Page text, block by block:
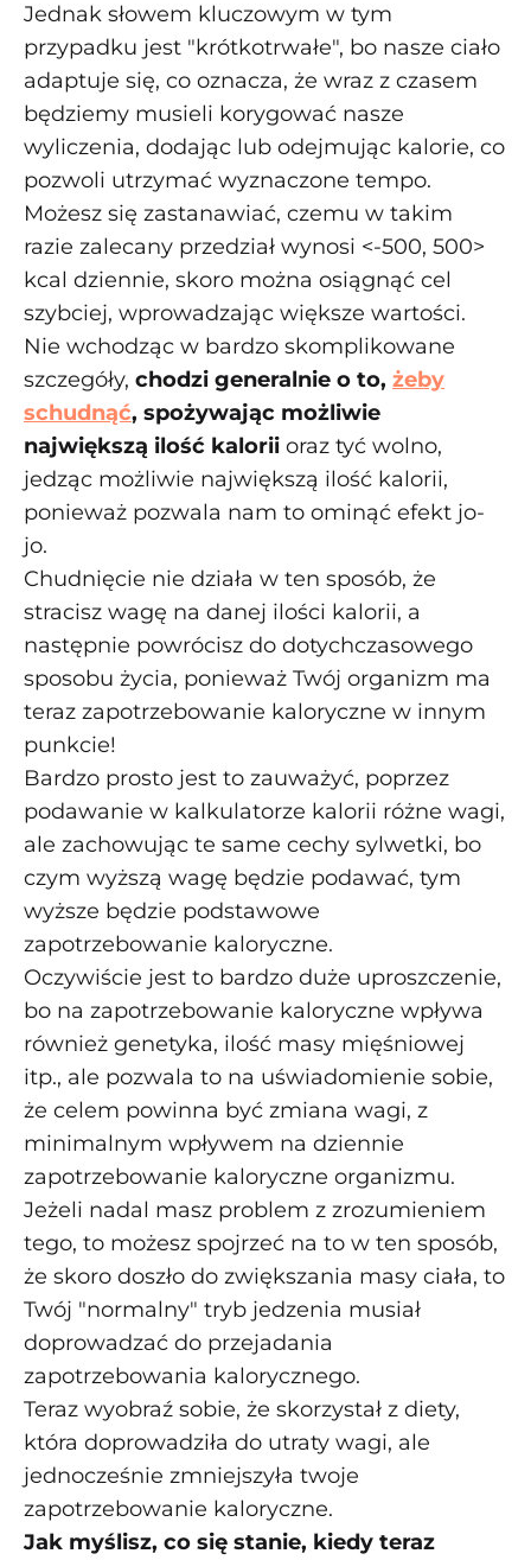
Jednak słowem kluczowym w tym
przypadku jest "krótkotrwałe", bo nasze ciało
adaptuje się, co oznacza, że wraz z czasem
będziemy musieli korygować nasze
wyliczenia, dodając lub odejmując kalorie, co
pozwoli utrzymać wyznaczone tempo.
Możesz się zastanawiać, czemu w takim
razie zalecany przedział wynosi <-500, 500>
kcal dziennie, skoro można osiągnąć cel
szybciej, wprowadzając większe wartości.
Nie wchodząc w bardzo skomplikowane
szczegóły, chodzi generalnie o to, żeby
schudnąć, spożywając możliwie
największą ilość kalorii oraz tyć wolno,
jedząc możliwie największą ilość kalorii,
ponieważ pozwala nam to ominąć efekt jo-
jo.
Chudnięcie nie działa w ten sposób, że
stracisz wagę na danej ilości kalorii, a
następnie powrócisz do dotychczasowego
sposobu życia, ponieważ Twój organizm ma
teraz zapotrzebowanie kaloryczne w innym
punkcie!
Bardzo prosto jest to zauważyć, poprzez
podawanie w kalkulatorze kalorii różne wagi,
ale zachowując te same cechy sylwetki, bo
czym wyższą wagę będzie podawać, tym
wyższe będzie podstawowe
zapotrzebowanie kaloryczne.
Oczywiście jest to bardzo duże uproszczenie,
bo na zapotrzebowanie kaloryczne wpływa
również genetyka, ilość masy mięśniowej
itp., ale pozwala to na uświadomienie sobie,
że celem powinna być zmiana wagi, z
minimalnym wpływem na dziennie
zapotrzebowanie kaloryczne organizmu.
Jeżeli nadal masz problem z zrozumieniem
tego, to możesz spojrzeć na to w ten sposób,
że skoro doszło do zwiększania masy ciała, to
Twój "normalny" tryb jedzenia musiał
doprowadzać do przejadania
zapotrzebowania kalorycznego.
Teraz wyobraź sobie, że skorzystał z diety,
która doprowadziła do utraty wagi, ale
jednocześnie zmniejszyła twoje
zapotrzebowanie kaloryczne.
Jak myślisz, co się stanie, kiedy teraz